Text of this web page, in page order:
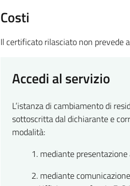
Costi
Il certificato rilasciato non prevede
Accedi al servizio
L’istanza di cambiamento di
sottoscritta dal dichiarante e
modalità:
1. mediante
2. mediante